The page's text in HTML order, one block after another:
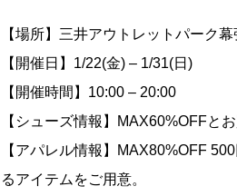
【場所】三井アウトレットパーク
【開催日】1/22(金) – 1/31(日)
【開催時間】10:00 – 20:00
【シューズ情報】MAX60%OFFと
【アパレル情報】MAX80%OFF
るアイテムをご用意。